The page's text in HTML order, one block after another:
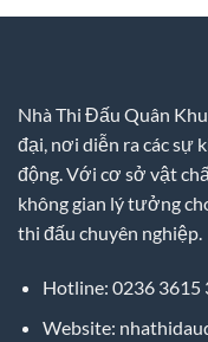
Nhà Thi Đấu Quân
đại, nơi diễn ra các sự
động. Với cơ sở vật
không gian lý tưởng
thi đấu chuyên nghiệp.
Hotline: 0236 3615
Website: